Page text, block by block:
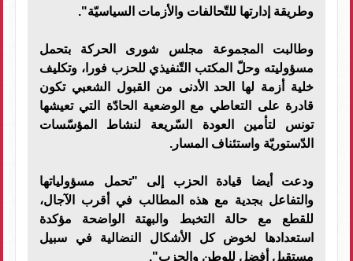
وطريقة إدارتها للتّحالفات والأزمات السياسيّة".
وطالبت المجموعة مجلس شورى الحركة بتحمل
مسؤوليته وحلّ المكتب التّنفيذي للحزب فورا، وتكليف
خلية أزمة لها الحد الأدنى من القبول الشعبي تكون
قادرة على التعاطي مع الوضعية الحادّة التي تعيشها
تونس لتأمين العودة السّريعة لنشاط المؤسّسات
الدّستوريّة واستئناف المسار.
ودعت أيضا قيادة الحزب إلى "تحمل مسؤولياتها
والتفاعل بجدية مع هذه المطالب في أقرب الآجال،
للقطع مع حالة التخبط والبهتة الواضحة مؤكدة
استعدادها لخوض كل الأشكال النضالية في سبيل
مستقبل أفضل للوطن والحزب".